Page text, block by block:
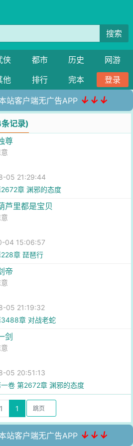
搜索
侠 都市 历史
网游
他 排行 完本 登录
站客户端无广告APP ↓↓↓
记录)
尊
05 21:29:44
章 渊邪的态度
芦里都是宝贝
04 15:06:57
章 琵琶行
帝
05 21:19:32
3488章 对战老蛇
剑
05 20:51:13
卷 第2672章 渊邪的态度
1
站客户端无广告APP ↓↓↓